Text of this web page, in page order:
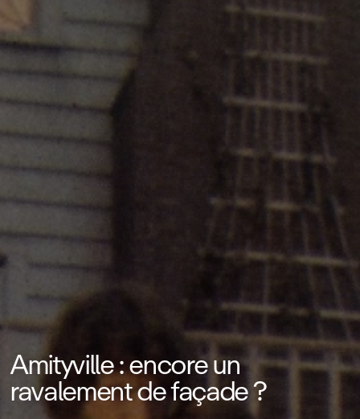
Amityville : encore un
ravalement de façade ?